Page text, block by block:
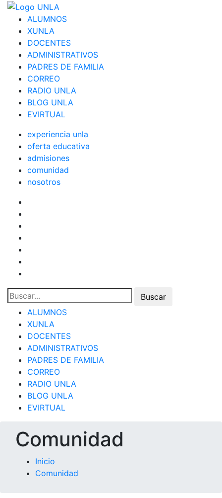
ALUMNOS
XUNLA
DOCENTES
ADMINISTRATIVOS
PADRES DE FAMILIA
CORREO
RADIO UNLA
BLOG UNLA
EVIRTUAL
experiencia unla
oferta educativa
admisiones
comunidad
nosotros
ALUMNOS
XUNLA
DOCENTES
ADMINISTRATIVOS
PADRES DE FAMILIA
CORREO
RADIO UNLA
BLOG UNLA
EVIRTUAL
Comunidad
Inicio
Comunidad